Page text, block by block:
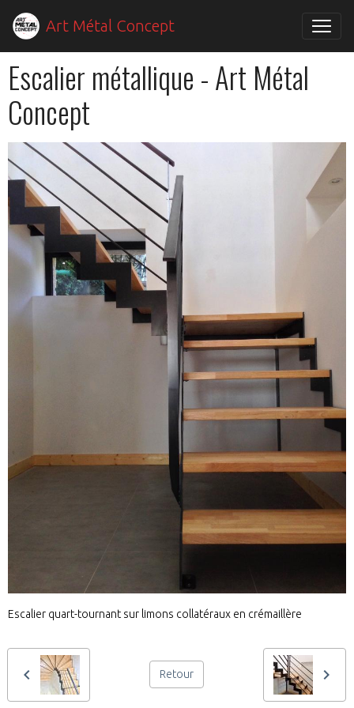
Art Métal Concept
Escalier métallique - Art Métal
Concept
Escalier quart-tournant sur limons collatéraux en crémaillère
Retour